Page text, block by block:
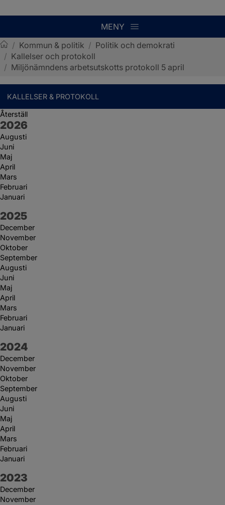
MENY
Sotenäs kommun
/ Kommun & politik / Politik och demokrati
/ Kallelser och protokoll
/ Miljönämndens arbetsutskotts protokoll 5 april
KALLELSER & PROTOKOLL
Återställ
År:
2026
Augusti
Juni
Maj
April
Mars
Februari
Januari
År:
2025
December
November
Oktober
September
Augusti
Juni
Maj
April
Mars
Februari
Januari
År:
2024
December
November
Oktober
September
Augusti
Juni
Maj
April
Mars
Februari
Januari
År:
2023
December
November